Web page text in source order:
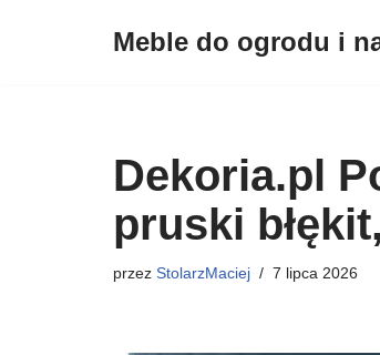
Meble do ogrodu i
Dekoria.pl
pruski
przez StolarzMaciej 7 lipca 2026